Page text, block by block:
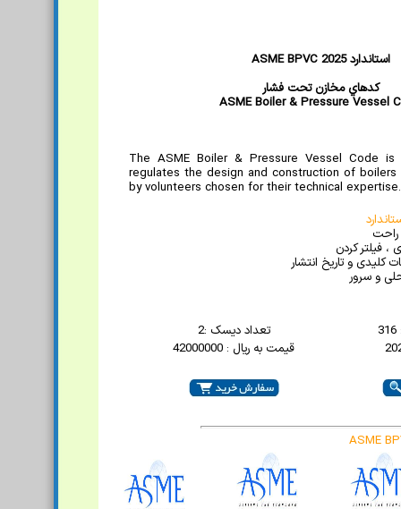
ASME BPVC 2025 استاندارد
کدهاي مخازن تحت فشار
ASME Boiler & Pressure Vessel
The ASME Boiler & Pressure Vessel Code
regulates the design and construction of
by volunteers chosen for their technical expertise.
راحت
فیلتر کردن
کلیدی و تاریخ انتشار
و سرور
تعداد دیسک :2
قیمت به ریال : 42000000